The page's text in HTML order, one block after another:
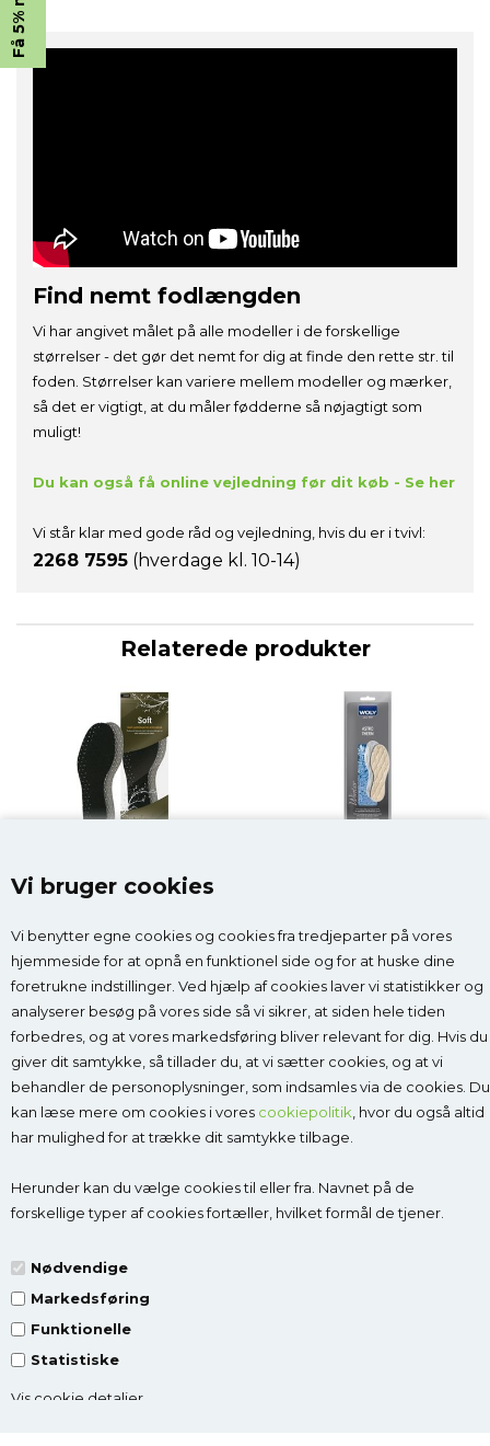
Vi bruger cookies
Vi benytter egne cookies og cookies fra tredjeparter på vores
hjemmeside for at opnå en funktionel side og for at huske dine
foretrukne indstillinger. Ved hjælp af cookies laver vi statistikker og
analyserer besøg på vores side så vi sikrer, at siden hele tiden
forbedres, og at vores markedsføring bliver relevant for dig. Hvis du
giver dit samtykke, så tillader du, at vi sætter cookies, og at vi
behandler de personoplysninger, som indsamles via de cookies. Du
kan læse mere om cookies i vores cookiepolitik, hvor du også altid
har mulighed for at trække dit samtykke tilbage.
Herunder kan du vælge cookies til eller fra. Navnet på de
forskellige typer af cookies fortæller, hvilket formål de tjener.
Nødvendige
Markedsføring
Funktionelle
Statistiske
Vis cookie detaljer
Find nemt fodlængden
Vi har angivet målet på alle modeller i de forskellige
størrelser - det gør det nemt for dig at finde den rette str. til
foden. Størrelser kan variere mellem modeller og mærker,
så det er vigtigt, at du måler fødderne så nøjagtigt som
muligt!
Du kan også få online vejledning før dit køb - Se her
Vi står klar med gode råd og vejledning, hvis du er i tvivl:
2268 7595 (hverdage kl. 10-14)
Relaterede produkter
Kontakt
Godesko.dk
v/Malle & Co
2680 Solrød Strand
CVR 27998623
Få vejledning:læs mere
Tlf.:2268 7595 (Man-Fre kl. 10-14)
JA TAK